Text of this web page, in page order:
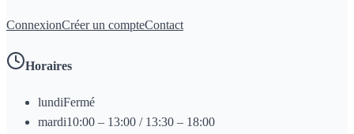
ConnexionCréer un compteContact
Horaires
lundiFermé
mardi10:00 – 13:00 / 13:30 – 18:00